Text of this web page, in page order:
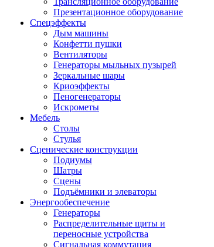
Презентационное оборудование
Спецэффекты
Дым машины
Конфетти пушки
Вентиляторы
Генераторы мыльных пузырей
Зеркальные шары
Криоэффекты
Пеногенераторы
Искрометы
Мебель
Столы
Стулья
Сценические конструкции
Подиумы
Шатры
Сцены
Подъёмники и элеваторы
Энергообеспечение
Генераторы
Распределительные щиты и
переносные устройства
Сигнальная коммутация